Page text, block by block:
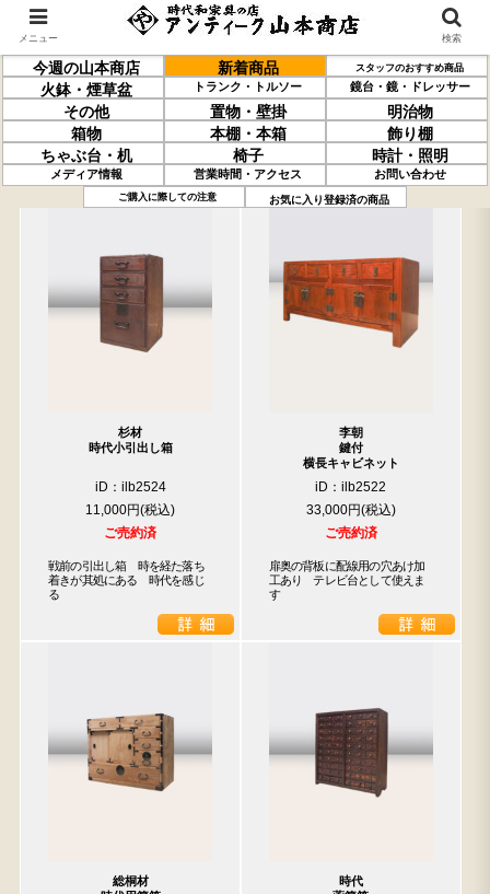
今週の山本商店 新着商品 スタッフのおすすめ商品
火鉢・煙草盆 トランク・トルソー 鏡台・鏡・ドレッサー
その他 置物・壁掛
明治物
箱物
本棚・本箱
飾り棚
ちゃぶ台・机
椅子 時計・照明
メディア情報 営業時間・アクセス お問い合わせ
ご購入に際しての注意 お気に入り登録済の商品
過去の取り扱い商品(10月03日分) 売約済の商品を非表示にする
杉材
時代小引出し箱
iD：ilb2524
11,000円
ご売約済
戦前の引出し箱　時を経た落ち
着きが其処にある　時代を感じ
る
李朝
鍵付
横長キャビネット
iD：ilb2522
33,000円
ご売約済
扉奥の背板に配線用の穴あけ加
工あり　テレビ台として使えま
す
総桐材
時代
メニュー 検索